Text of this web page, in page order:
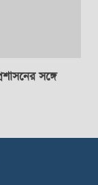
সঙ্গে